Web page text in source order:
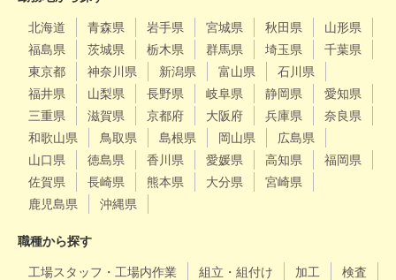
北海道 青森県 岩手県 宮城県 秋田県
山形県
福島県
茨城県 栃木県 群馬県 埼玉県
千葉県
東京都
神奈川県 新潟県 富山県
石川県
福井県
山梨県 長野県 岐阜県 静岡県
愛知県
三重県
滋賀県 京都府 大阪府 兵庫県
奈良県
和歌山県
鳥取県 島根県 岡山県
広島県
山口県
徳島県 香川県 愛媛県 高知県
福岡県
佐賀県
長崎県 熊本県 大分県
宮崎県
鹿児島県
沖縄県
職種から探す
工場スタッフ・工場内作業 組立・組付け 加工
検査